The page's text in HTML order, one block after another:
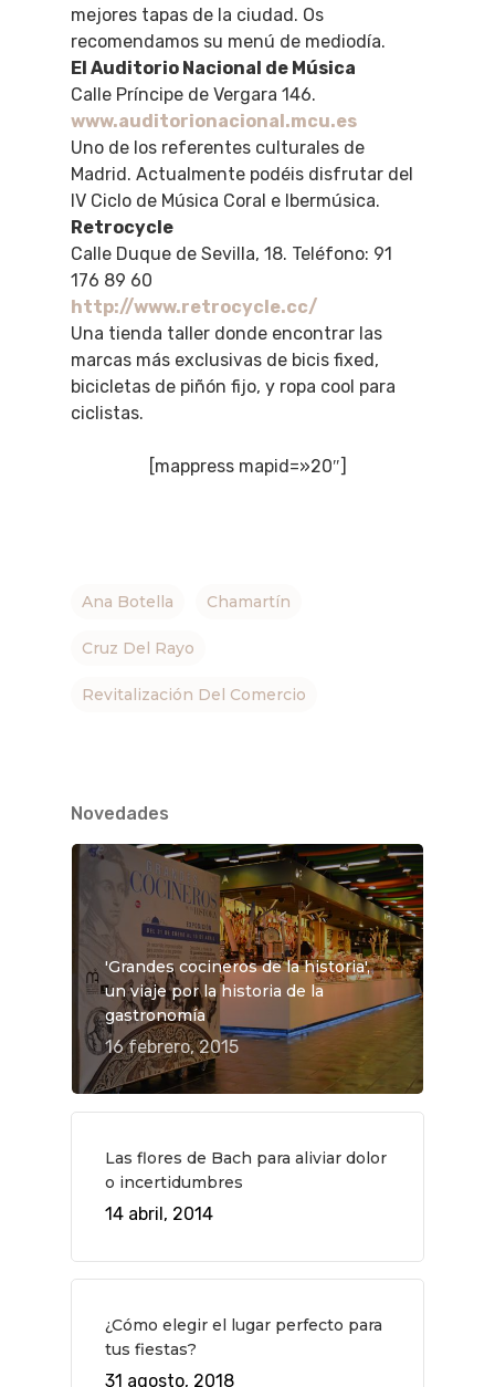
mejores tapas de la ciudad. Os
recomendamos su menú de mediodía.
El Auditorio Nacional de Música
Calle Príncipe de Vergara 146.
www.auditorionacional.mcu.es
Uno de los referentes culturales de
Madrid. Actualmente podéis disfrutar del
IV Ciclo de Música Coral e Ibermúsica.
Retrocycle
Calle Duque de Sevilla, 18. Teléfono: 91
176 89 60
http://www.retrocycle.cc/
Una tienda taller donde encontrar las
marcas más exclusivas de bicis fixed,
bicicletas de piñón fijo, y ropa cool para
ciclistas.
[mappress mapid=»20″]
Ana Botella Chamartín
Cruz Del Rayo
Revitalización Del Comercio
Novedades
'Grandes cocineros de la historia',
un viaje por la historia de la
gastronomía
16 febrero, 2015
Las flores de Bach para aliviar dolor
o incertidumbres
14 abril, 2014
¿Cómo elegir el lugar perfecto para
tus fiestas?
31 agosto, 2018